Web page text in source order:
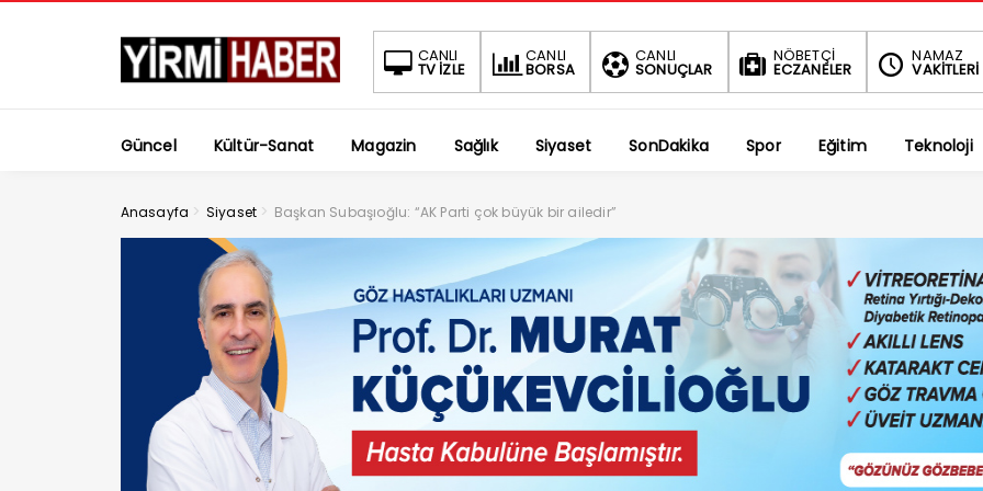
CANLI
TV İZLE
CANLI
BORSA
CANLI
SONUÇLAR
NÖBETÇİ
ECZANELER
NAMAZ
VAKİTLERİ
BIST
-0.03% 1.690,16
DOLAR
% 47,6787
Güncel Kültür-Sanat Magazin Sağlık Siyaset SonDakika Spor Eğitim Teknoloji
Anasayfa > Siyaset > Başkan Subaşıoğlu: “AK Parti çok büyük bir ailedir”